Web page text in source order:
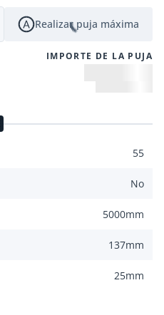
Realizar puja máxima
IMPORTE DE LA PUJA
55
No
5000mm
137mm
25mm